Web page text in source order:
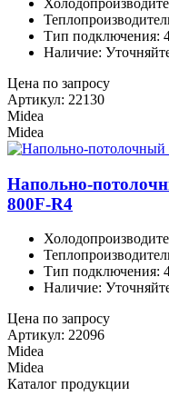
Тип подключения:
Наличие:
Цена по запросу
Артикул: 22130
Midea
Midea
Напольно-
800F-R4
Тип подключения:
Наличие:
Цена по запросу
Артикул: 22096
Midea
Midea
Каталог продукции